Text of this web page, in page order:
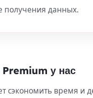
получения данных.
Premium у нас
сэкономить время